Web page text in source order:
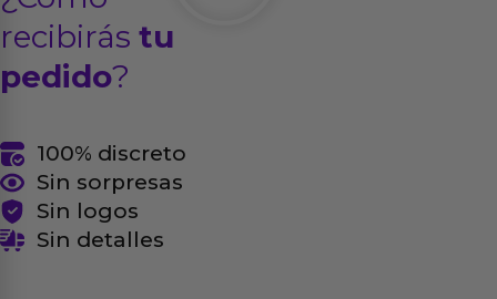
recibirás tu
pedido?
100% discreto
Sin sorpresas
Sin logos
Sin detalles